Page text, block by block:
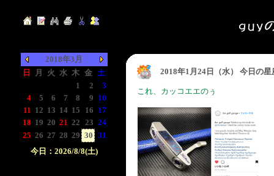
2018年3月
日
月 火 水 木 金 土
1 2
3
4
5 6 7 8 9 10
11 12 13 14 15 16 17
18 19 20 21 22 23 24
25 26 27 28 29 30 31
今日：2026/8/8(土)
2018年1月24日（水） 今日の
これ、カッコエエのぅ